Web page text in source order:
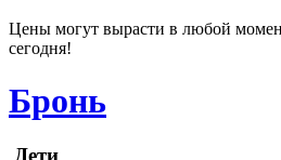
Цены могут вырасти в любой
сегодня!
Бронь